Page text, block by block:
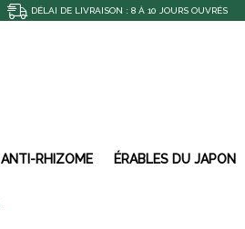
ANTI-RHIZOME ÉRABLES DU JAPON
DÉLAI DE LIVRAISON : 8 À 10 JOURS OUVRÉS